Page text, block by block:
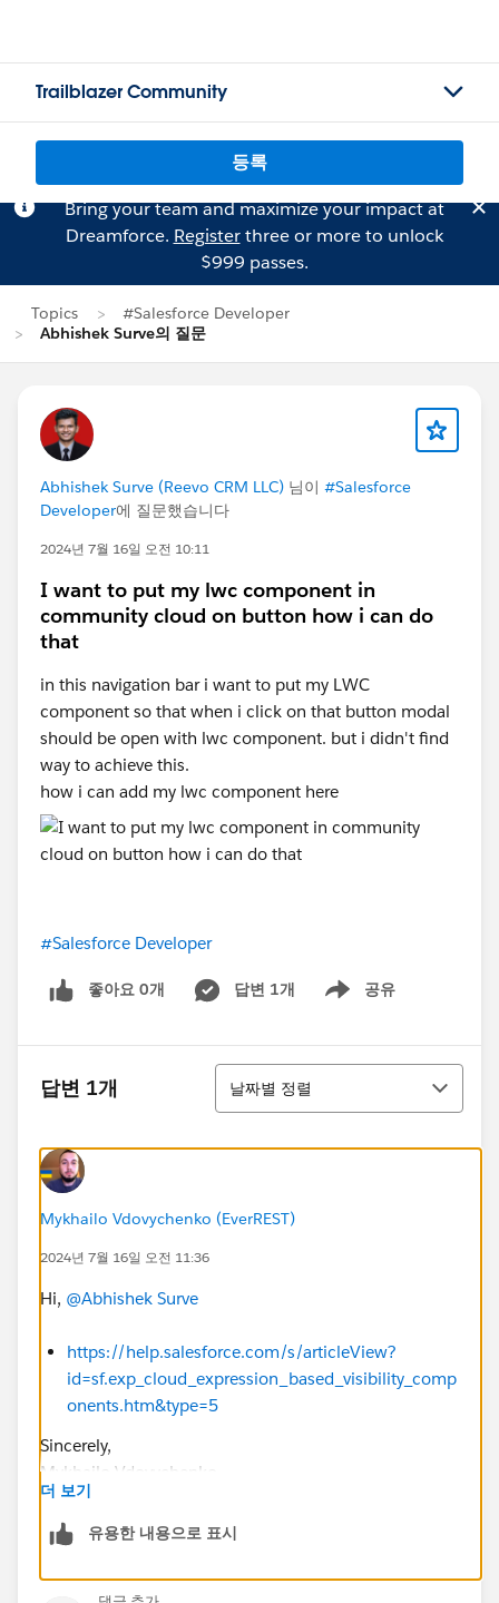
Trailblazer Community
등록
Bring your team and maximize your impact at
Dreamforce. Registerthree or more to unlock
$999 passes.
Topics
#Salesforce Developer
Abhishek Surve의 질문
Abhishek Surve (Reevo CRM LLC) 님이 #Salesforce
Developer에 질문했습니다
2024년 7월 16일 오전 10:11
I want to put my lwc component in
community cloud on button how i can do
that
in this navigation bar i want to put my LWC
component so that when i click on that button modal
should be open with lwc component. but i didn't find
way to achieve this.
how i can add my lwc component here
#Salesforce Developer
좋아요 0개 답변 1개 공유
Show menu
답변 1개
정렬
날짜별 정렬
Mykhailo Vdovychenko (EverREST)
2024년 7월 16일 오전 11:36
Hi, @Abhishek Surve
https://help.salesforce.com/s/articleView?
id=sf.exp_cloud_expression_based_visibility_comp
onents.htm&type=5
Sincerely,
Mykhailo Vdovychenko
Bringing Cloud Excellence with
더 보기
유용한 내용으로 표시